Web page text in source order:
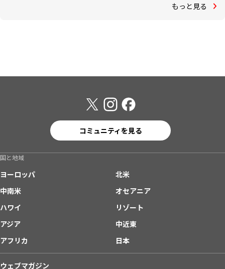
もっと見る
コミュニティを見る
国と地域
ヨーロッパ
北米
中南米
オセアニア
ハワイ
リゾート
アジア
中近東
アフリカ
日本
ウェブマガジン